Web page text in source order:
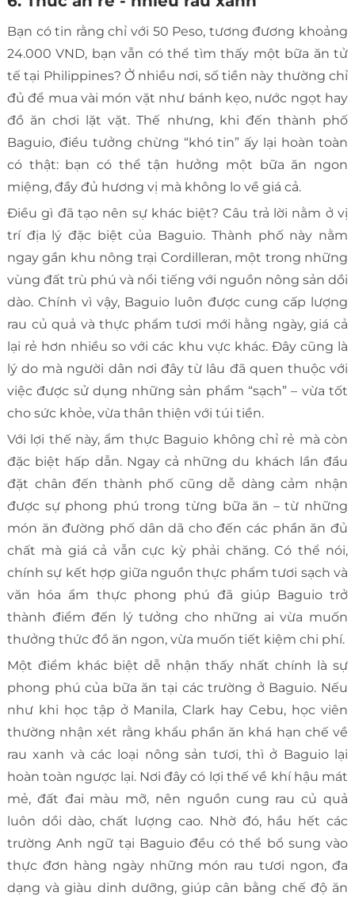
Bạn có tin rằng chỉ với 50 Peso, tương đương khoảng
24.000 VND, bạn vẫn có thể tìm thấy một bữa ăn tử
tế tại Philippines? Ở nhiều nơi, số tiền này thường chỉ
đủ để mua vài món vặt như bánh kẹo, nước ngọt hay
đồ ăn chơi lặt vặt. Thế nhưng, khi đến thành phố
Baguio, điều tưởng chừng “khó tin” ấy lại hoàn toàn
có thật: bạn có thể tận hưởng một bữa ăn ngon
miệng, đầy đủ hương vị mà không lo về giá cả.
Điều gì đã tạo nên sự khác biệt? Câu trả lời nằm ở vị
trí địa lý đặc biệt của Baguio. Thành phố này nằm
ngay gần khu nông trại Cordilleran, một trong những
vùng đất trù phú và nổi tiếng với nguồn nông sản dồi
dào. Chính vì vậy, Baguio luôn được cung cấp lượng
rau củ quả và thực phẩm tươi mới hằng ngày, giá cả
lại rẻ hơn nhiều so với các khu vực khác. Đây cũng là
lý do mà người dân nơi đây từ lâu đã quen thuộc với
việc được sử dụng những sản phẩm “sạch” – vừa tốt
cho sức khỏe, vừa thân thiện với túi tiền.
Với lợi thế này, ẩm thực Baguio không chỉ rẻ mà còn
đặc biệt hấp dẫn. Ngay cả những du khách lần đầu
đặt chân đến thành phố cũng dễ dàng cảm nhận
được sự phong phú trong từng bữa ăn – từ những
món ăn đường phố dân dã cho đến các phần ăn đủ
chất mà giá cả vẫn cực kỳ phải chăng. Có thể nói,
chính sự kết hợp giữa nguồn thực phẩm tươi sạch và
văn hóa ẩm thực phong phú đã giúp Baguio trở
thành điểm đến lý tưởng cho những ai vừa muốn
thưởng thức đồ ăn ngon, vừa muốn tiết kiệm chi phí.
Một điểm khác biệt dễ nhận thấy nhất chính là sự
phong phú của bữa ăn tại các trường ở Baguio. Nếu
như khi học tập ở Manila, Clark hay Cebu, học viên
thường nhận xét rằng khẩu phần ăn khá hạn chế về
rau xanh và các loại nông sản tươi, thì ở Baguio lại
hoàn toàn ngược lại. Nơi đây có lợi thế về khí hậu mát
mẻ, đất đai màu mỡ, nên nguồn cung rau củ quả
luôn dồi dào, chất lượng cao. Nhờ đó, hầu hết các
trường Anh ngữ tại Baguio đều có thể bổ sung vào
thực đơn hàng ngày những món rau tươi ngon, đa
dạng và giàu dinh dưỡng, giúp cân bằng chế độ ăn